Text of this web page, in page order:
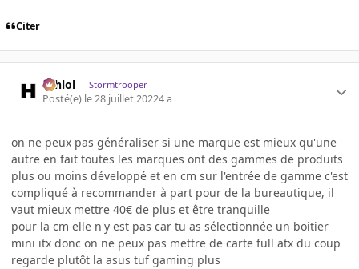
Citer
ashlol Stormtrooper
Posté(e) le 28 juillet 20224 a
on ne peux pas généraliser si une marque est mieux qu'une
autre en fait toutes les marques ont des gammes de produits
plus ou moins développé et en cm sur l'entrée de gamme c'est
compliqué à recommander à part pour de la bureautique, il
vaut mieux mettre 40€ de plus et être tranquille
pour la cm elle n'y est pas car tu as sélectionnée un boitier
mini itx donc on ne peux pas mettre de carte full atx du coup
regarde plutôt la asus tuf gaming plus